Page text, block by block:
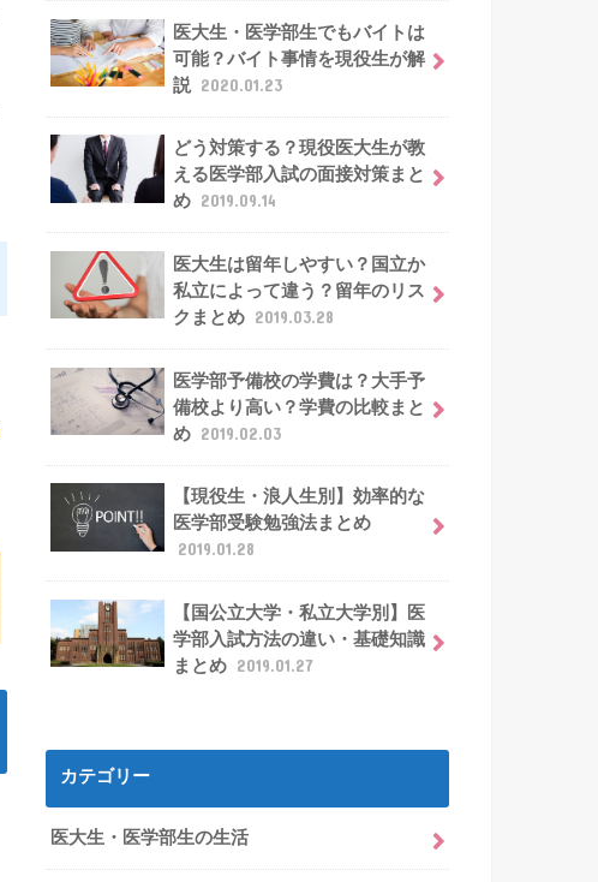
医大生・医学部生でもバイトは
可能？バイト事情を現役生が解
説 2020.01.23
どう対策する？現役医大生が教
える医学部入試の面接対策まと
め 2019.09.14
医大生は留年しやすい？国立か
私立によって違う？留年のリス
クまとめ 2019.03.28
医学部予備校の学費は？大手予
備校より高い？学費の比較まと
め 2019.02.03
【現役生・浪人生別】効率的な
医学部受験勉強法まとめ
2019.01.28
【国公立大学・私立大学別】医
学部入試方法の違い・基礎知識
まとめ 2019.01.27
カテゴリー
医大生・医学部生の生活